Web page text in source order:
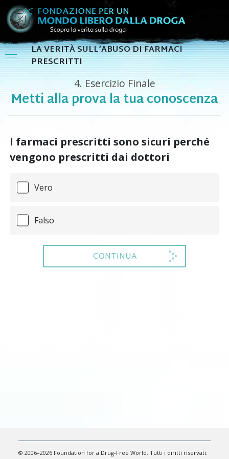
LA VERITÀ SULL’ABUSO DI FARMACI
PRESCRITTI
4. Esercizio Finale
Metti alla prova la tua conoscenza
I farmaci prescritti sono sicuri perché
vengono prescritti dai dottori
Vero
Falso
CONTINUA
© 2006–2026 Foundation for a Drug-Free World. Tutti i diritti riservati.